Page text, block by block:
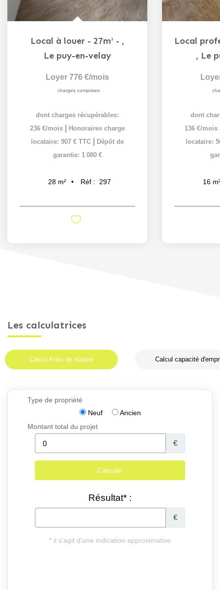
Local à louer - 27m² - ,
Le puy-en-velay
Loyer 776 €/mois
charges comprises
dont charges récupérables:
236 €/mois
Honoraires charge
locataire: 907 € TTC
Dépôt de
garantie: 1 080 €
28 m² Réf : 297
, Le
dont
136 €/mois
locataire:
16
Les calculatrices
Calcul Frais de notaire Calcul capacité